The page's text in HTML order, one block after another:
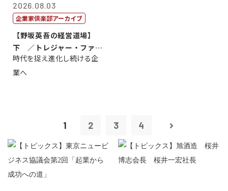
2026.08.03
企業家倶楽部アーカイブ
【野坂英吾の経営道場】
下 ／トレジャー・ファク
トリー社長野坂...
時代を捉え進化し続ける企
業へ
1 2 3 4